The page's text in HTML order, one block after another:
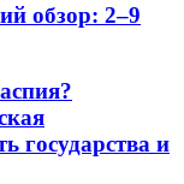
обзор: 2–9
государства и